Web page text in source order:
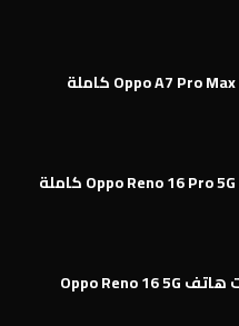
مواصفات وميزات هاتف Oppo Reno 16 5G